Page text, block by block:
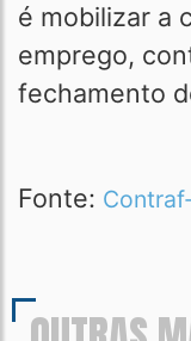
é mobilizar a
emprego,
fechamento
Fonte: